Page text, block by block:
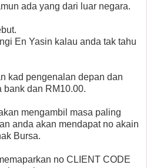
ada yang dari luar negara.
En Yasin kalau anda tak tahu
kad pengenalan depan dan
bank dan RM10.00.
mengambil masa paling
anda akan mendapat no akain
Bursa.
no CLIENT CODE